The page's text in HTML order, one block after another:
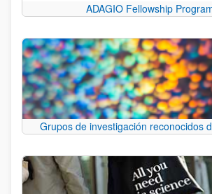
ADAGIO Fellowship
Grupos de investigación reconocidos